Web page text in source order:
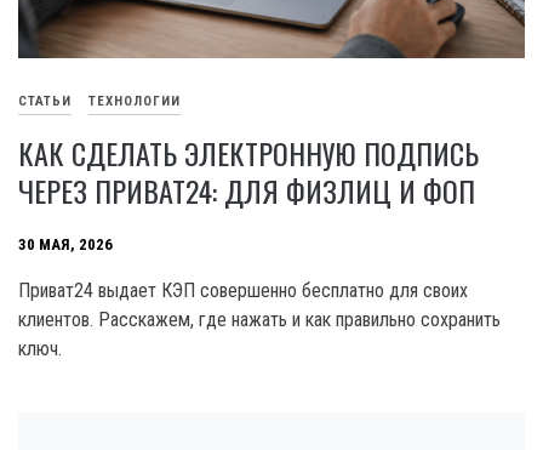
СТАТЬИ ТЕХНОЛОГИИ
КАК СДЕЛАТЬ ЭЛЕКТРОННУЮ ПОДПИСЬ
ЧЕРЕЗ ПРИВАТ24: ДЛЯ ФИЗЛИЦ И ФОП
30 МАЯ, 2026
Приват24 выдает КЭП совершенно бесплатно для своих
клиентов. Расскажем, где нажать и как правильно сохранить
ключ.